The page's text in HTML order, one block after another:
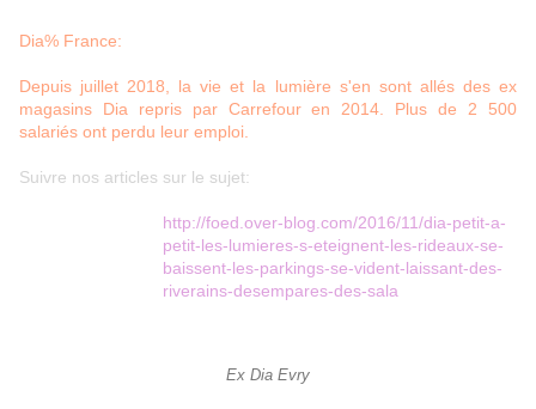
Dia% France:
Depuis juillet 2018, la vie et la lumière s'en sont allés des ex
magasins Dia repris par Carrefour en 2014. Plus de 2 500
salariés ont perdu leur emploi.
Suivre nos articles sur le sujet:
http://foed.over-blog.com/2016/11/dia-petit-a-
petit-les-lumieres-s-eteignent-les-rideaux-se-
baissent-les-parkings-se-vident-laissant-des-
riverains-desempares-des-sala
Ex Dia Evry